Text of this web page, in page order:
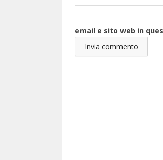
email e sito web in